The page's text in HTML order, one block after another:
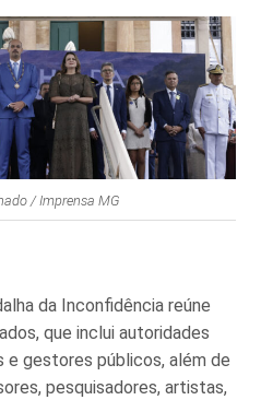
/ Imprensa MG
da Inconfidência reúne
que inclui autoridades
gestores públicos, além de
pesquisadores, artistas,